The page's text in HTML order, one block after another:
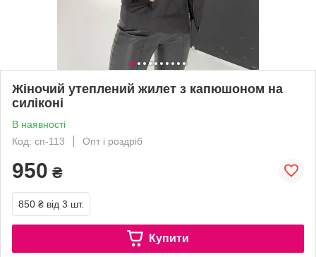
Жіночий утеплений жилет з капюшоном на
силіконі
В наявності
Код: сп-113
Опт і роздріб
950 ₴
850 ₴ від 3 шт.
Купити